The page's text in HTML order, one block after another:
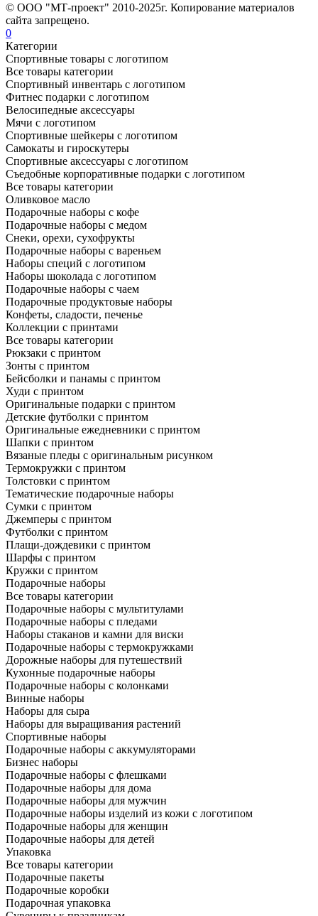
© ООО "МТ-проект" 2010-2025г. Копирование материалов
сайта запрещено.
0
Категории
Спортивные товары с логотипом
Все товары категории
Спортивный инвентарь с логотипом
Фитнес подарки с логотипом
Велосипедные аксессуары
Мячи с логотипом
Спортивные шейкеры с логотипом
Самокаты и гироскутеры
Спортивные аксессуары с логотипом
Съедобные корпоративные подарки с логотипом
Все товары категории
Оливковое масло
Подарочные наборы с кофе
Подарочные наборы с медом
Снеки, орехи, сухофрукты
Подарочные наборы с вареньем
Наборы специй с логотипом
Наборы шоколада с логотипом
Подарочные наборы с чаем
Подарочные продуктовые наборы
Конфеты, сладости, печенье
Коллекции с принтами
Все товары категории
Рюкзаки с принтом
Зонты с принтом
Бейсболки и панамы с принтом
Худи с принтом
Оригинальные подарки с принтом
Детские футболки с принтом
Оригинальные ежедневники с принтом
Шапки с принтом
Вязаные пледы с оригинальным рисунком
Термокружки с принтом
Толстовки с принтом
Тематические подарочные наборы
Сумки с принтом
Джемперы с принтом
Футболки с принтом
Плащи-дождевики с принтом
Шарфы с принтом
Кружки с принтом
Подарочные наборы
Все товары категории
Подарочные наборы с мультитулами
Подарочные наборы с пледами
Наборы стаканов и камни для виски
Подарочные наборы с термокружками
Дорожные наборы для путешествий
Кухонные подарочные наборы
Подарочные наборы с колонками
Винные наборы
Наборы для сыра
Наборы для выращивания растений
Спортивные наборы
Подарочные наборы с аккумуляторами
Бизнес наборы
Подарочные наборы с флешками
Подарочные наборы для дома
Подарочные наборы для мужчин
Подарочные наборы изделий из кожи с логотипом
Подарочные наборы для женщин
Подарочные наборы для детей
Упаковка
Все товары категории
Подарочные пакеты
Подарочные коробки
Подарочная упаковка